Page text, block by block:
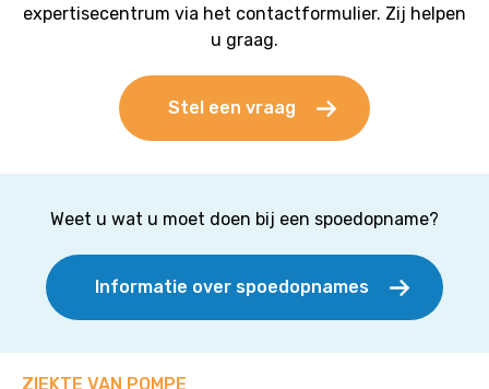
expertisecentrum via het contactformulier. Zij helpen
u graag.
Stel een vraag
Weet u wat u moet doen bij een spoedopname?
Informatie over spoedopnames
ZIEKTE VAN POMPE